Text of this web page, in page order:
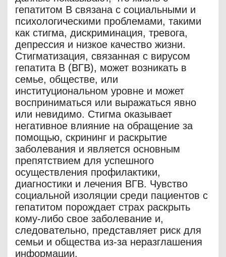
гепатитом B связана с социальными и
психологическими проблемами, такими
как стигма, дискриминация, тревога,
депрессия и низкое качество жизни.
Стигматизация, связанная с вирусом
гепатита B (ВГВ), может возникать в
семье, обществе, или
институциональном уровне и может
восприниматься или выражаться явно
или невидимо. Стигма оказывает
негативное влияние на обращение за
помощью, скрининг и раскрытие
заболевания и является основным
препятствием для успешного
осуществления профилактики,
диагностики и лечения ВГВ. Чувство
социальной изоляции среди пациентов с
гепатитом порождает страх раскрыть
кому-либо свое заболевание и,
следовательно, представляет риск для
семьи и общества из-за неразглашения
информации.